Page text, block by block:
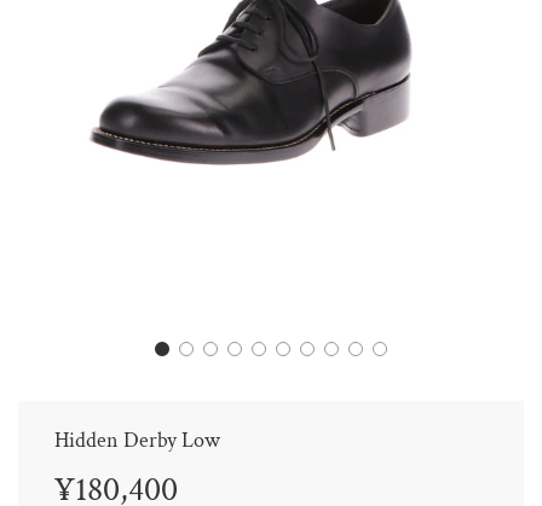
Hidden Derby Low
Sale
Regular
¥180,400